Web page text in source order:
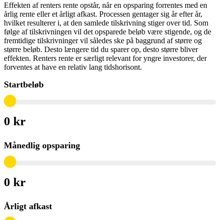
Effekten af renters rente opstår, når en opsparing forrentes med en
årlig rente eller et årligt afkast. Processen gentager sig år efter år,
hvilket resulterer i, at den samlede tilskrivning stiger over tid. Som
følge af tilskrivningen vil det opsparede beløb være stigende, og de
fremtidige tilskrivninger vil således ske på baggrund af større og
større beløb. Desto længere tid du sparer op, desto større bliver
effekten. Renters rente er særligt relevant for yngre investorer, der
forventes at have en relativ lang tidshorisont.
Startbeløb
0 kr
Månedlig opsparing
0 kr
Årligt afkast